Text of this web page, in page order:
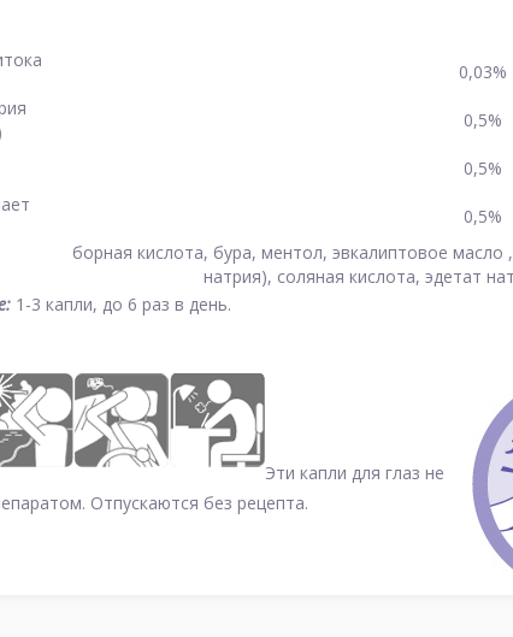
0,03%
0,5%
0,5%
0,5%
борная кислота, бура, ментол, эвкалиптовое масло
натрия), соляная кислота, эдетат
1-3 капли, до 6 раз в день.
Эти капли для глаз не
Отпускаются без рецепта.